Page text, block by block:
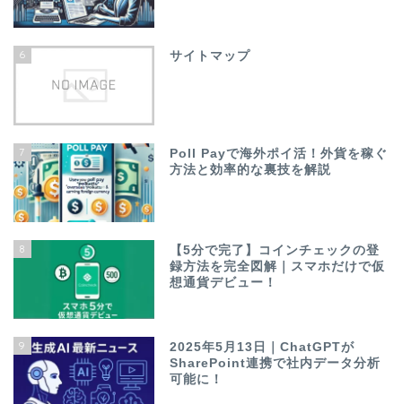
6 サイトマップ
7
Poll Payで海外ポイ活！外貨を稼ぐ
方法と効率的な裏技を解説
8
【5分で完了】コインチェックの登
録方法を完全図解｜スマホだけで仮
想通貨デビュー！
9
2025年5月13日｜ChatGPTが
SharePoint連携で社内データ分析
可能に！